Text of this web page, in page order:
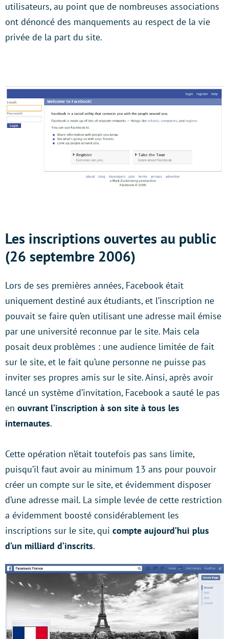
utilisateurs, au point que de nombreuses associations
ont dénoncé des manquements au respect de la vie
privée de la part du site.
Les inscriptions ouvertes au public
(26 septembre 2006)
Lors de ses premières années, Facebook était
uniquement destiné aux étudiants, et l’inscription ne
pouvait se faire qu’en utilisant une adresse mail émise
par une université reconnue par le site. Mais cela
posait deux problèmes : une audience limitée de fait
sur le site, et le fait qu’une personne ne puisse pas
inviter ses propres amis sur le site. Ainsi, après avoir
lancé un système d’invitation, Facebook a sauté le pas
en ouvrant l’inscription à son site à tous les
internautes.
Cette opération n’était toutefois pas sans limite,
puisqu’il faut avoir au minimum 13 ans pour pouvoir
créer un compte sur le site, et évidemment disposer
d’une adresse mail. La simple levée de cette restriction
a évidemment boosté considérablement les
inscriptions sur le site, qui compte aujourd’hui plus
d’un milliard d’inscrits.